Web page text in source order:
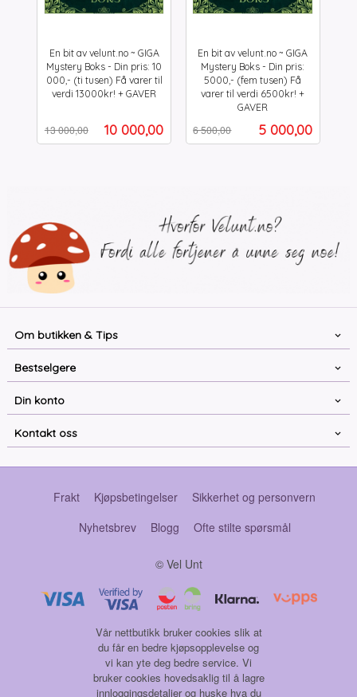
En bit av velunt.no ~ GIGA
Mystery Boks - Din pris: 10
000,- (ti tusen) Få varer til
verdi 13000kr! + GAVER
Tilbud
10 000,00
13 000,00
En bit av velunt.no ~ GIGA
Mystery Boks - Din pris:
5000,- (fem tusen) Få
varer til verdi 6500kr! +
GAVER
Tilbud
5 000,00
6 500,00
mva.
Om butikken & Tips
Bestselgere
Din konto
Kontakt oss
Frakt Kjøpsbetingelser
Sikkerhet og personvern
Nyhetsbrev
Blogg Ofte stilte spørsmål
© Vel Unt
Vår nettbutikk bruker cookies slik at
du får en bedre kjøpsopplevelse og
vi kan yte deg bedre service. Vi
bruker cookies hovedsaklig til å lagre
innloggingsdetaljer og huske hva du